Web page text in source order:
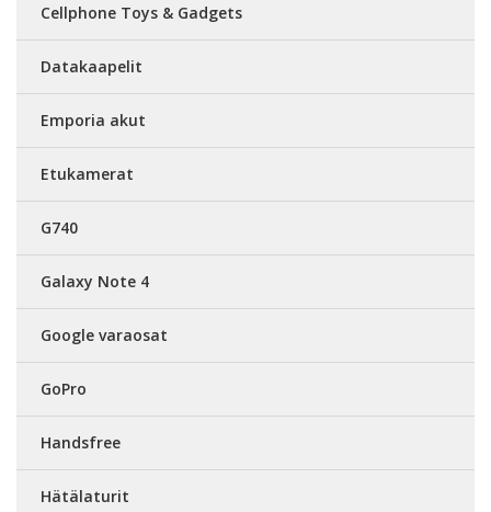
Cellphone Toys & Gadgets
Datakaapelit
Emporia akut
Etukamerat
G740
Galaxy Note 4
Google varaosat
GoPro
Handsfree
Hätälaturit